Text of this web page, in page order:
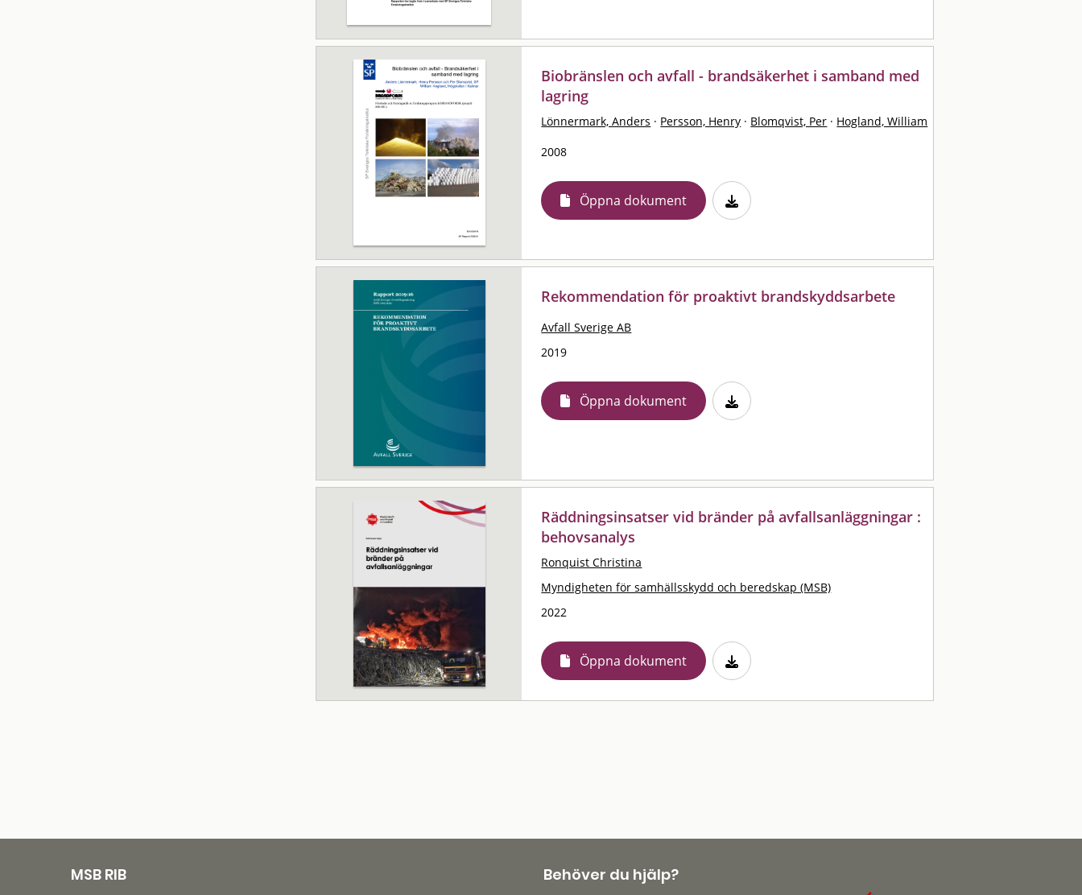
Biobränslen och avfall - brandsäkerhet i samband med
lagring
Lönnermark, Anders · Persson, Henry · Blomqvist, Per · Hogland, William
2008
Öppna dokument
Rekommendation för proaktivt brandskyddsarbete
Avfall Sverige AB
2019
Öppna dokument
Räddningsinsatser vid bränder på avfallsanläggningar :
behovsanalys
Ronquist Christina
Myndigheten för samhällsskydd och beredskap (MSB)
2022
Öppna dokument
MSB RIB Behöver du hjälp?